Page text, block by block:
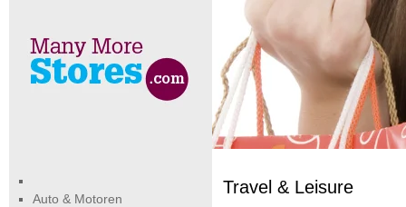
Travel & Leisure
Auto & Motoren